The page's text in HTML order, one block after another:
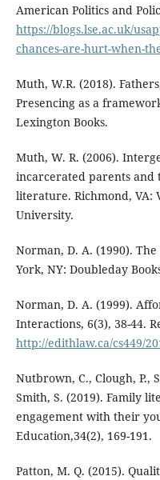
American Politics and
https://blogs.lse.ac.uk/
chances-are-hurt-when-
Muth, W.R. (2018).
Presencing as a
Lexington Books.
Muth, W. R. (2006).
incarcerated parents
literature. Richmond, VA:
University.
Norman, D. A. (1990).
York, NY: Doubleday
Norman, D. A. (1999).
Interactions, 6(3), 38-44.
http://edithlaw.ca/cs449/
Nutbrown, C., Clough, P.,
Smith, S. (2019). Family
engagement with their
Education,34(2), 169-191.
Patton, M. Q. (2015).